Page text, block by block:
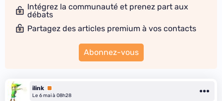
Intégrez la communauté et prenez part aux
débats
Partagez des articles premium à vos contacts
Abonnez-vous
ilink Premium
Le 6 mai à 08h28